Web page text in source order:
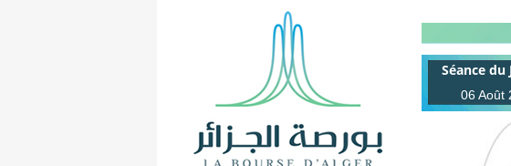
Séance du
06 Août